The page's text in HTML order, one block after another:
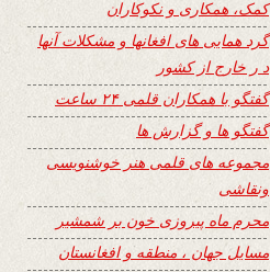
کمک، همکاری و نکوکاران
گرد همایی های افغانها و مشکلات آنها
د ر خارج از کشور
گفتگو با همکاران قلمی ۲۴ ساعت
گفتگو ها و گزارش ها
مجموعه های قلمی هنر خوشنویسی
ونقاشی
محرم ماه پیروزی خون بر شمشیر
مسایل جهان ، منطقه و افغانستان